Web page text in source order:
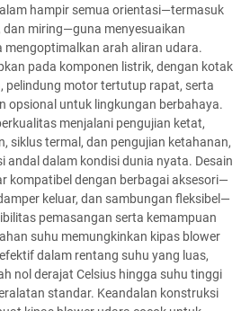
hampir semua orientasi—termasuk
dan miring—guna menyesuaikan
mengoptimalkan arah aliran udara.
pada komponen listrik, dengan kotak
pelindung motor tertutup rapat, serta
opsional untuk lingkungan berbahaya.
menjalani pengujian ketat,
siklus termal, dan pengujian ketahanan,
andal dalam kondisi dunia nyata. Desain
kompatibel dengan berbagai aksesori—
keluar, dan sambungan fleksibel—
pemasangan serta kemampuan
suhu memungkinkan kipas blower
dalam rentang suhu yang luas,
nol derajat Celsius hingga suhu tinggi
standar. Keandalan konstruksi